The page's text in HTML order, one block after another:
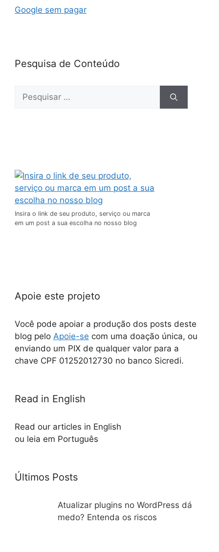
o
Google sem pagar
Pesquisa de Conteúdo
Insira o link de seu produto, serviço ou marca
em um post a sua escolha no nosso blog
Apoie este projeto
Você pode apoiar a produção dos posts deste
blog pelo Apoie-se com uma doação única, ou
enviando um PIX de qualquer valor para a
chave CPF 01252012730 no banco Sicredi.
Read in English
Read our articles in English
ou leia em Português
Últimos Posts
Atualizar plugins no WordPress dá
medo? Entenda os riscos